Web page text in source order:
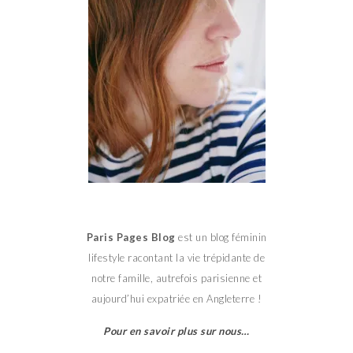
Paris Pages Blog est un blog féminin
lifestyle racontant la vie trépidante de
notre famille, autrefois parisienne et
aujourd’hui expatriée en Angleterre !
Pour en savoir plus sur nous…